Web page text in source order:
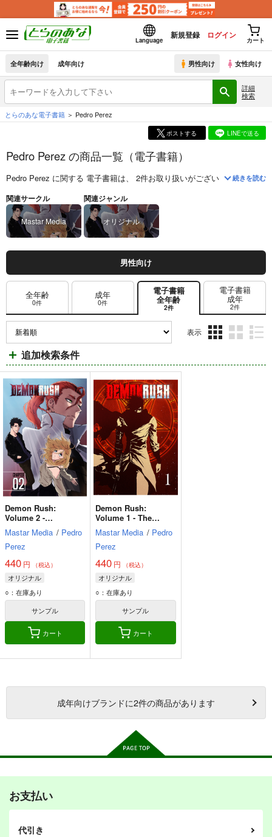
Language
新規登録 ログイン
カート
全年齢向け 成年向け 男性向け 女性向け
詳細
検索
とらのあな電子書籍 Pedro Perez
ポストする LINEで送る
Pedro Perez の商品一覧（電子書籍）
Pedro Perez に関する 電子書籍は、 2件お取り扱いがございます。「
続きを読む
関連サークル
Mastar Media
関連ジャンル
オリジナル
男性向け
全年齢
0件
成年
0件
電子書籍
全年齢
2件
電子書籍
成年
2件
表示
ム
ム
ム
追加検索条件
Demon Rush:
Volume 2 -
Doomsday【English
】
Mastar Media / Pedro
Perez
440 円 （税込）
オリジナル
○：在庫あり
サンプル
カート
Demon Rush:
Volume 1 - The
Destroyer【English
】
Mastar Media / Pedro
Perez
440 円 （税込）
オリジナル
○：在庫あり
サンプル
カート
成年向けブランドに2件の商品があります
お支払い
代引き